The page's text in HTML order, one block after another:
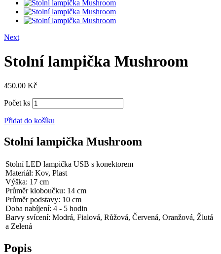
Next
Stolní lampička Mushroom
450.00 Kč
Počet ks
Přidat do košíku
Stolní lampička Mushroom
Stolní LED lampička USB s konektorem
Materiál: Kov, Plast
Výška: 17 cm
Průměr kloboučku: 14 cm
Průměr podstavy: 10 cm
Doba nabíjení: 4 - 5 hodin
Barvy svícení: Modrá, Fialová, Růžová, Červená, Oranžová, Žlutá
a Zelená
Popis